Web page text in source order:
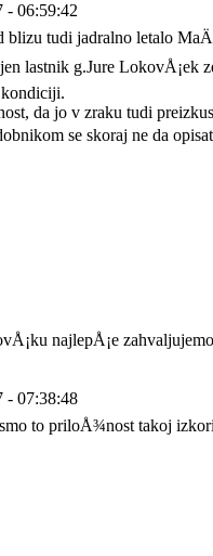
- 06:59:42
tudi jadralno letalo
lastnik g.Jure LokovÅ¡ek
da jo v zraku tudi
se skoraj ne da
najlepÅ¡e
- 07:38:48
to priloÅ¾nost takoj